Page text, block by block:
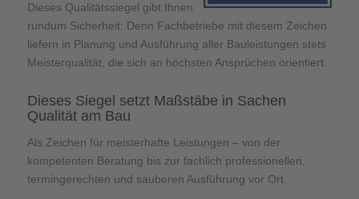
Dieses Qualitätssiegel gibt Ihnen
rundum Sicherheit: Denn Fachbetriebe mit diesem Zeichen
liefern in Planung und Ausführung aller Bauleistungen stets
Meisterqualität, die sich an höchsten Ansprüchen orientiert.
Dieses Siegel setzt Maßstäbe in Sachen
Qualität am Bau
Als Zeichen für meisterhafte Leistungen – von der
kompetenten Beratung bis zur fachlich professionellen,
termingerechten und sauberen Ausführung vor Ort.